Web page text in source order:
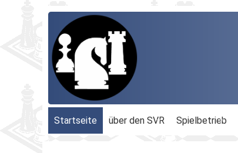
Startseite über den SVR Spielbetrieb